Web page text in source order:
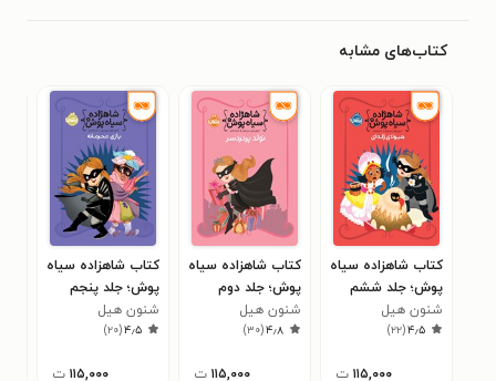
کتاب‌های مشابه
کتاب شاهزاده سیاه
پوش؛ جلد ششم
شنون هیل
۴٫۵(۲۲)
۱۱۵,۰۰۰ ت
کتاب شاهزاده سیاه
پوش؛ جلد دوم
شنون هیل
۴٫۸(۳۰)
۱۱۵,۰۰۰ ت
کتاب شاهزاده سیا‌ه
پوش؛ جلد پنجم
شنون هیل
۴٫۵(۲۰)
۱۱۵,۰۰۰ ت